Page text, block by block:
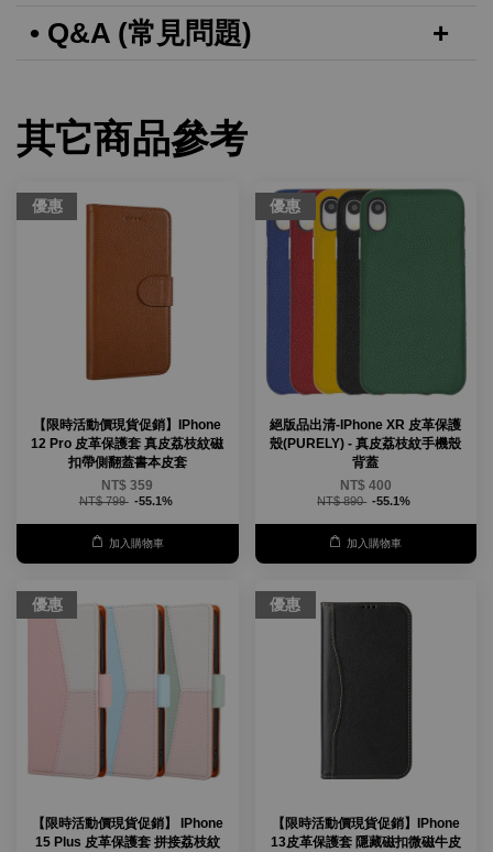
• Q&A (常見問題)
其它商品參考
優惠
【限時活動價現貨促銷】IPhone
12 Pro 皮革保護套 真皮荔枝紋磁
扣帶側翻蓋書本皮套
NT$ 359
NT$ 799 -55.1%
加入購物車
優惠
絕版品出清-IPhone XR 皮革保護
殼(PURELY) - 真皮荔枝紋手機殼
背蓋
NT$ 400
NT$ 890 -55.1%
加入購物車
優惠
【限時活動價現貨促銷】 IPhone
15 Plus 皮革保護套 拼接荔枝紋
優惠
【限時活動價現貨促銷】IPhone
13皮革保護套 隱藏磁扣微磁牛皮